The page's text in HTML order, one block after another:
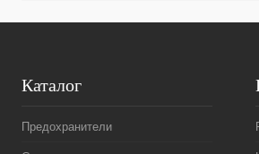
Каталог
Предохранители